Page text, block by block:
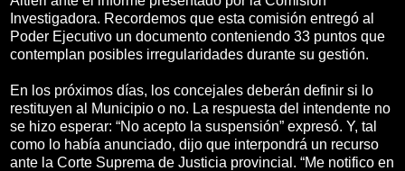
Investigadora. Recordemos que esta comisión entregó al
Poder Ejecutivo un documento conteniendo 33 puntos que
contemplan posibles irregularidades durante su gestión.
En los próximos días, los concejales deberán definir si lo
restituyen al Municipio o no. La respuesta del intendente no
se hizo esperar: “No acepto la suspensión” expresó. Y, tal
como lo había anunciado, dijo que interpondrá un recurso
ante la Corte Suprema de Justicia provincial. “Me notifico en